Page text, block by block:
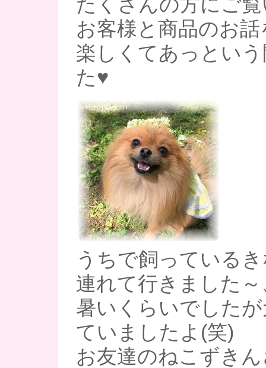
たくさんの方にご
お客様と商品のお
楽しくてあっとい
た♥
うちで飼っている
連れて行きました～
暑いくらいでした
ていましたよ(笑)
お友達のねこずき